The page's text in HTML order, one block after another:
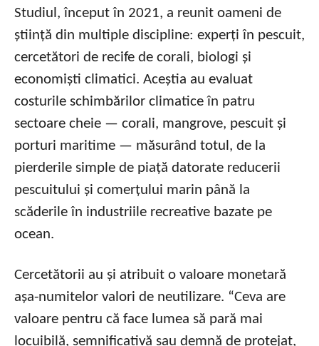
Studiul, început în 2021, a reunit oameni de
știință din multiple discipline: experți în pescuit,
cercetători de recife de corali, biologi și
economiști climatici. Aceștia au evaluat
costurile schimbărilor climatice în patru
sectoare cheie — corali, mangrove, pescuit și
porturi maritime — măsurând totul, de la
pierderile simple de piață datorate reducerii
pescuitului și comerțului marin până la
scăderile în industriile recreative bazate pe
ocean.
Cercetătorii au și atribuit o valoare monetară
așa-numitelor valori de neutilizare. “Ceva are
valoare pentru că face lumea să pară mai
locuibilă, semnificativă sau demnă de protejat,